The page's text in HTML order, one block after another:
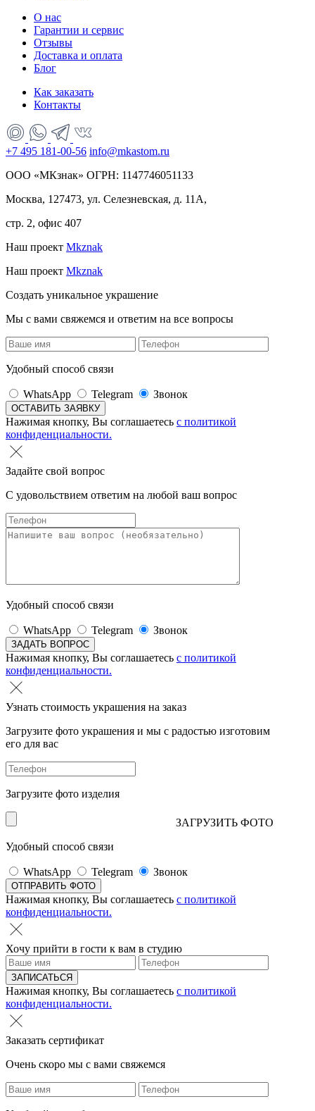
О нас
Гарантии и сервис
Отзывы
Доставка и оплата
Блог
Как заказать
Контакты
+7 495 181-00-56 info@mkastom.ru
ООО «МКзнак» ОГРН: 1147746051133
Москва, 127473, ул. Селезневская, д. 11А,
стр. 2, офис 407
Наш проект Mkznak
Наш проект Mkznak
Создать уникальное украшение
Мы с вами свяжемся и ответим на все вопросы
Удобный способ связи
WhatsApp Telegram Звонок
Нажимая кнопку, Вы соглашаетесь с политикой
конфиденциальности.
Задайте свой вопрос
С удовольствием ответим на любой ваш вопрос
Удобный способ связи
WhatsApp Telegram Звонок
Нажимая кнопку, Вы соглашаетесь с политикой
конфиденциальности.
Узнать стоимость украшения на заказ
Загрузите фото украшения и мы с радостью изготовим
его для вас
Загрузите фото изделия
ЗАГРУЗИТЬ ФОТО
Удобный способ связи
WhatsApp Telegram Звонок
Нажимая кнопку, Вы соглашаетесь с политикой
конфиденциальности.
Хочу прийти в гости к вам в студию
Нажимая кнопку, Вы соглашаетесь с политикой
конфиденциальности.
Заказать сертификат
Очень скоро мы с вами свяжемся